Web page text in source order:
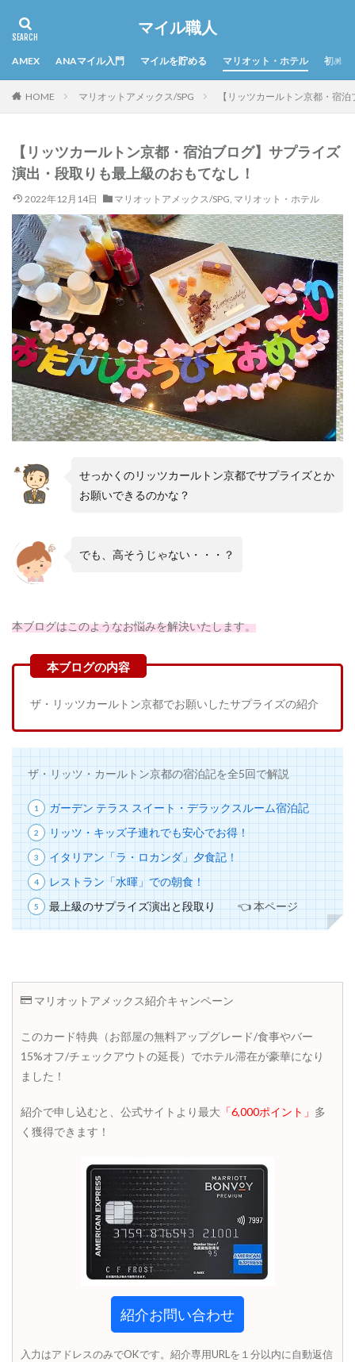
マイル職人
AMEX ANAマイル入門 マイルを貯める マリオット・ホテル 初めて
HOME マリオットアメックス/SPG 【リッツカールトン京都・宿
【リッツカールトン京都・宿泊ブログ】サプライズ
演出・段取りも最上級のおもてなし！
2022年12月14日 マリオットアメックス/SPG, マリオット・ホテル
せっかくのリッツカールトン京都でサプライズとか
お願いできるのかな？
でも、高そうじゃない・・・？
本ブログはこのようなお悩みを解決いたします。
ザ・リッツカールトン京都でお願いしたサプライズの紹介
ザ・リッツ・カールトン京都の宿泊記を全5回で解説
ガーデン テラス スイート・デラックスルーム宿泊記
リッツ・キッズ子連れでも安心でお得！
イタリアン「ラ・ロカンダ」夕食記！
レストラン「水暉」での朝食！
最上級のサプライズ演出と段取り👈 本ページ
マリオットアメックス紹介キャンペーン
このカード特典（お部屋の無料アップグレード/食事やバー
15%オフ/チェックアウトの延長）でホテル滞在が豪華になり
ました！
紹介で申し込むと、公式サイトより最大 「6,000ポイント」 多
く獲得できます！
紹介お問い合わせ
入力はアドレスのみでOKです。紹介専用URLを１分以内に自動返信